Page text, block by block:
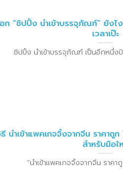
ก “ชิปปิ้ง นำเข้าบรรจุภัณฑ์” ยัง
เวลาเป๊ะ
ชิปปิ้ง นำเข้าบรรจุภัณฑ์ เป็นอีกหนึ่ง
นำเข้าแพคเกจจิ้งจากจีน ราคาถู
สำหรับมือใ
“นำเข้าแพคเกจจิ้งจากจีน ราคา